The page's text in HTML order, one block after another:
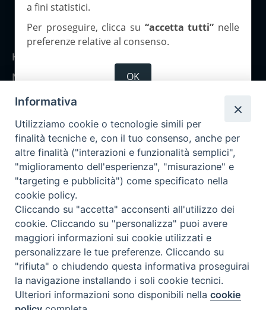
Copyright 2026 ©Corriere Cesenate
Home
Notizie
Rubriche
Chi siamo
Come abbonarsi
Contatti
a fini statistici.
Per proseguire, clicca su “accetta tutti” nelle
preferenze relative al consenso.
OK
Informativa
Utilizziamo cookie o tecnologie simili per
finalità tecniche e, con il tuo consenso, anche per
altre finalità ("interazioni e funzionalità semplici",
"miglioramento dell'esperienza", "misurazione" e
"targeting e pubblicità") come specificato nella
cookie policy.
Cliccando su "accetta" acconsenti all'utilizzo dei
cookie. Cliccando su "personalizza" puoi avere
maggiori informazioni sui cookie utilizzati e
personalizzare le tue preferenze. Cliccando su
"rifiuta" o chiudendo questa informativa proseguirai
la navigazione installando i soli cookie tecnici.
Ulteriori informazioni sono disponibili nellacookie